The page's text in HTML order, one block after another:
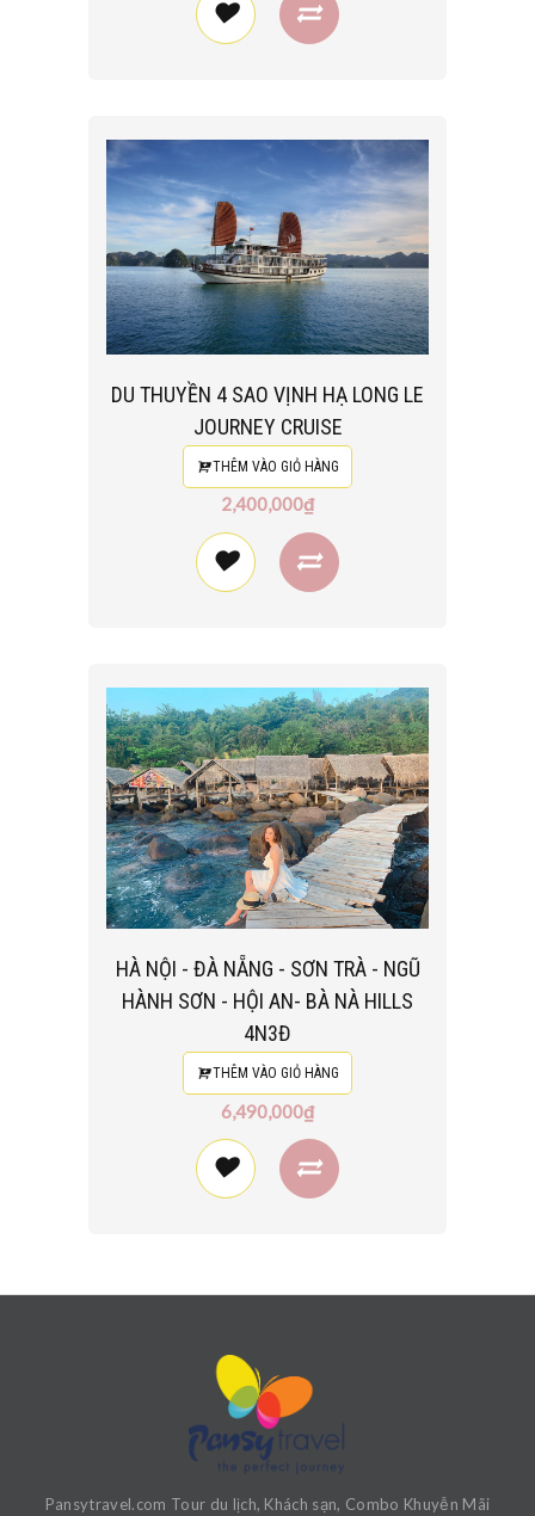
DU THUYỀN 4 SAO VỊNH HẠ LONG LE
JOURNEY CRUISE
THÊM VÀO GIỎ HÀNG
2,400,000₫
HÀ NỘI - ĐÀ NẴNG - SƠN TRÀ - NGŨ
HÀNH SƠN - HỘI AN- BÀ NÀ HILLS
4N3Đ
THÊM VÀO GIỎ HÀNG
6,490,000₫
Pansytravel.com Tour du lịch, Khách sạn, Combo Khuyễn Mãi